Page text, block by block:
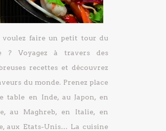
voulez faire un petit tour du
? Voyagez à travers des
recettes et découvrez
du monde. Prenez place
table en Inde, au Japon, en
au Maghreb, en Italie, en
aux Etats-Unis… La cuisine